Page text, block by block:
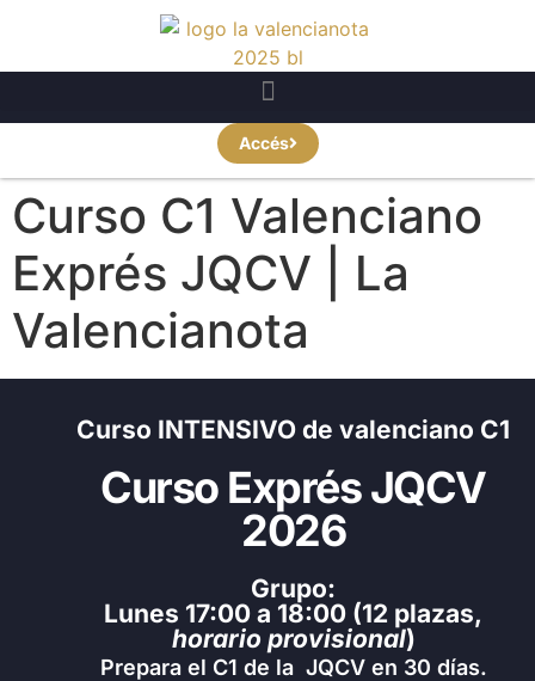
Accés
Curso C1 Valenciano
Exprés JQCV | La
Valencianota
Curso INTENSIVO de valenciano C1
Curso Exprés JQCV
2026
Grupo:
Lunes 17:00 a 18:00 (12 plazas,
horario provisional)
Prepara el C1 de la JQCV en 30 días.